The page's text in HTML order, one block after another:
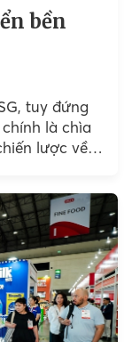
bền
tuy đứng
là chìa
lược về